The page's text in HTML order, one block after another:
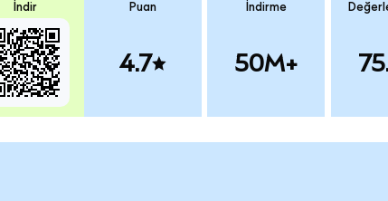
İndir Puan
4.7
İndirme
50M+